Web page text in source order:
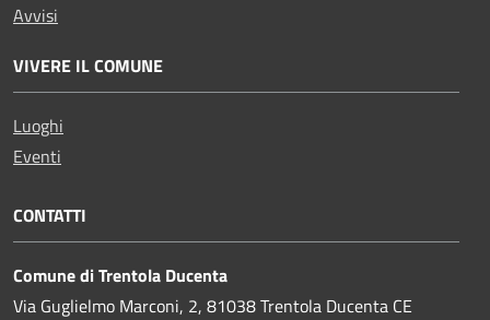
Avvisi
VIVERE IL COMUNE
Luoghi
Eventi
CONTATTI
Comune di Trentola Ducenta
Via Guglielmo Marconi, 2, 81038 Trentola Ducenta CE